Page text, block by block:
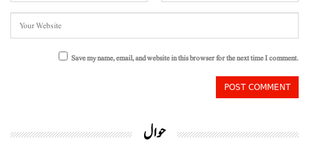
Save my name, email, and website in this browser for the next time I comment.
حوال